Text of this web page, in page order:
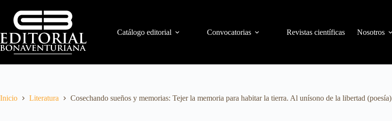
Catálogo editorial Convocatorias Revistas científicas Nosotros
Inicio Literatura Cosechando sueños y memorias: Tejer la memoria para habitar la tierra. Al unísono de la libertad (poesía)